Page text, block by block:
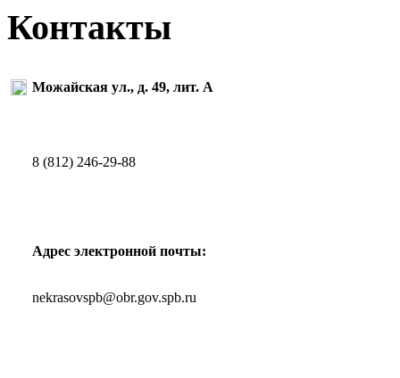
Контакты
Можайская ул., д. 49, лит. А
8 (812) 246-29-88
Адрес электронной почты:
nekrasovspb@obr.gov.spb.ru